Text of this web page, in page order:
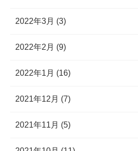
2022年3月 (3)
2022年2月 (9)
2022年1月 (16)
2021年12月 (7)
2021年11月 (5)